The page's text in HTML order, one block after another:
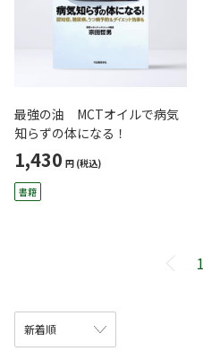
最強の油 MCTオイルで病気
知らずの体になる！
1,430 円 (税込)
書籍
1